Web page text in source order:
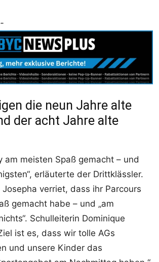
die neun Jahre alte
der acht Jahre alte
am meisten Spaß gemacht – und
erläuterte der Drittklässler.
verriet, dass ihr Parcours
gemacht habe – und „am
Schulleiterin Dominique
ist es, dass wir tolle AGs
und unsere Kinder das